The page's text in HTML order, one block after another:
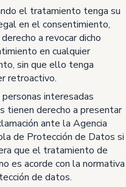
el tratamiento tenga su
en el consentimiento,
a revocar dicho
en cualquier
sin que ello tenga
retroactivo.
personas interesadas
tienen derecho a presentar
ante la Agencia
de Protección de Datos si
que el tratamiento de
es acorde con la normativa
de datos.